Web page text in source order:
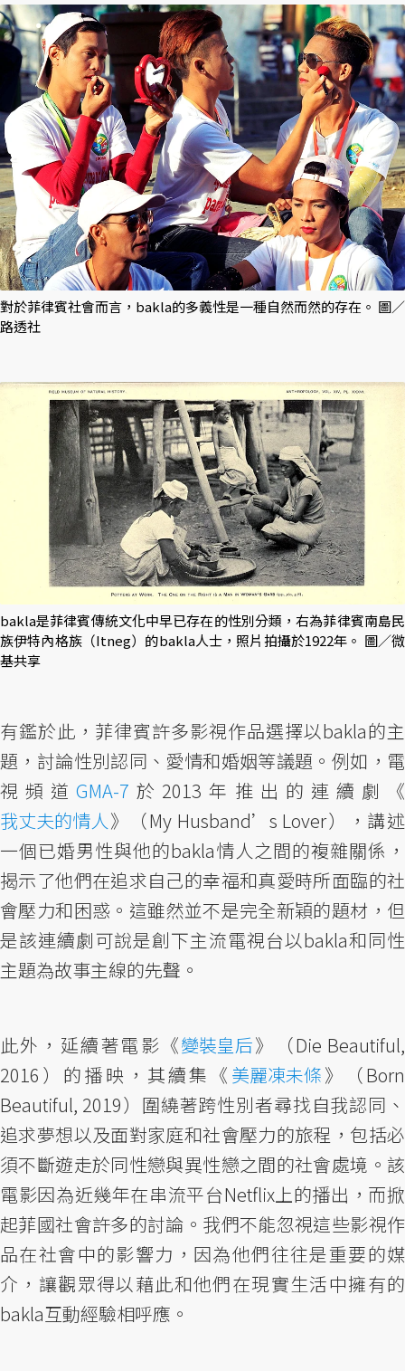
對於菲律賓社會而言，bakla的多義性是一種自然而然的存在。 圖／
路透社
bakla是菲律賓傳統文化中早已存在的性別分類，右為菲律賓南島民
族伊特內格族（Itneg）的bakla人士，照片拍攝於1922年。 圖／微
基共享
有鑑於此，菲律賓許多影視作品選擇以bakla的主
題，討論性別認同、愛情和婚姻等議題。例如，電
視頻道GMA-7 於2013年推出的連續劇《
我丈夫的情人》（My Husband’s Lover），講述
一個已婚男性與他的bakla情人之間的複雜關係，
揭示了他們在追求自己的幸福和真愛時所面臨的社
會壓力和困惑。這雖然並不是完全新穎的題材，但
是該連續劇可說是創下主流電視台以bakla和同性
主題為故事主線的先聲。
此外，延續著電影《變裝皇后》（Die Beautiful,
2016）的播映，其續集《 美麗凍未條》（Born
Beautiful, 2019）圍繞著跨性別者尋找自我認同、
追求夢想以及面對家庭和社會壓力的旅程，包括必
須不斷遊走於同性戀與異性戀之間的社會處境。該
電影因為近幾年在串流平台Netflix上的播出，而掀
起菲國社會許多的討論。我們不能忽視這些影視作
品在社會中的影響力，因為他們往往是重要的媒
介，讓觀眾得以藉此和他們在現實生活中擁有的
bakla互動經驗相呼應。